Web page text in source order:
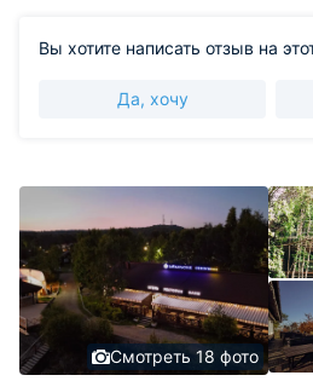
Вы хотите написать отзыв на
Да, хочу
Смотреть 18 фото